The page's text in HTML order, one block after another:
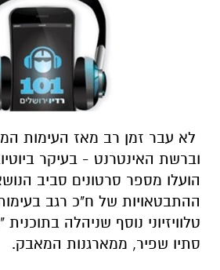
לא עבר זמן רב מאז העימות
וברשת האינטרנט - בעיקר
הועלו מספר סרטונים סביב
ההתבטאויות של ח"כ רגב
טלוויזיוני נוסף שניהלה
סתיו שפיר, ממארגנות המאבק.